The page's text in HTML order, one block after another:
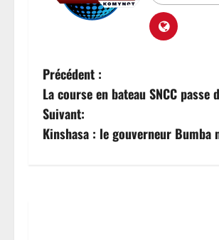
Précédent :
La course en bateau SNCC
Suivant:
Kinshasa : le gouverneur